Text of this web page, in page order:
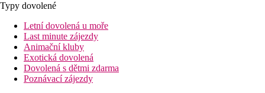
Typy dovolené
Letní dovolená u moře
Last minute zájezdy
Animační kluby
Exotická dovolená
Dovolená s dětmi zdarma
Poznávací zájezdy